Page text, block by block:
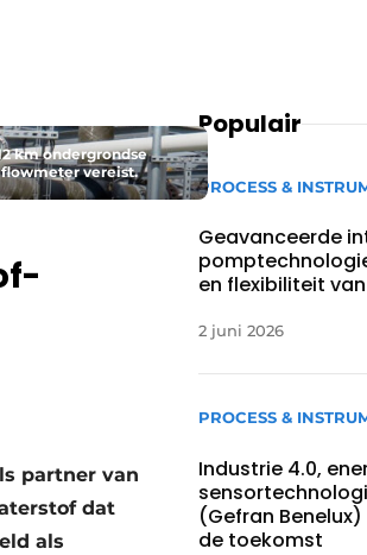
km ondergrondse
vereist.
partner van
dat
als
Populair
PROCESS &
Geavanceerde
en flexibiliteit van
2 juni 2026
PROCESS &
Industrie 4.0,
(Gefran
de toekomst